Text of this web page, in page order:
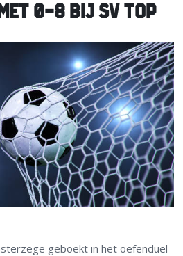
0-8 BIJ SV TOP
geboekt in het oefenduel